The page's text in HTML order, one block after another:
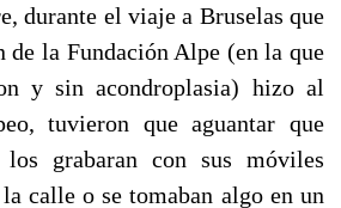
durante el viaje a Bruselas que
de la Fundación Alpe (en la que
y sin acondroplasia) hizo al
tuvieron que aguantar que
los grabaran con sus móviles
calle o se tomaban algo en un